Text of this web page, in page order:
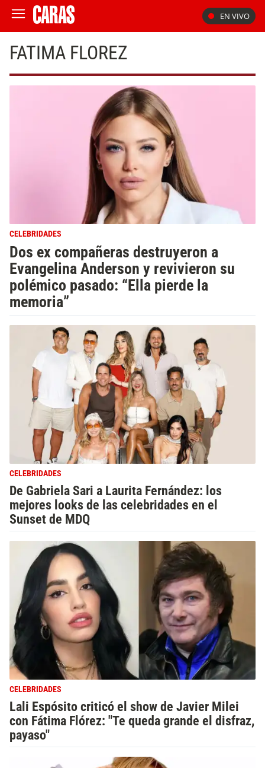
EN VIVO
FATIMA FLOREZ
CELEBRIDADES
Dos ex compañeras destruyeron a
Evangelina Anderson y revivieron su
polémico pasado: “Ella pierde la
memoria”
CELEBRIDADES
De Gabriela Sari a Laurita Fernández: los
mejores looks de las celebridades en el
Sunset de MDQ
CELEBRIDADES
Lali Espósito criticó el show de Javier Milei
con Fátima Flórez: "Te queda grande el disfraz,
payaso"